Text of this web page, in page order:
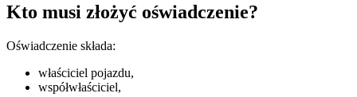
Kto musi złożyć oświadczenie?
Oświadczenie składa:
właściciel pojazdu,
współwłaściciel,